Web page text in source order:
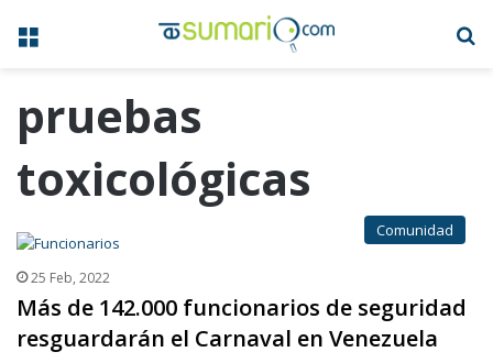
Menú
pruebas
toxicológicas
Comunidad
25 Feb, 2022
Más de 142.000 funcionarios de seguridad
resguardarán el Carnaval en Venezuela